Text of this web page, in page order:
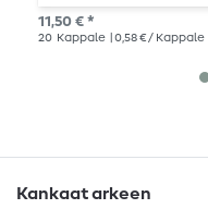
12mm - 20 kpl
11,50 € *
20 Kappale | 0,58 € / Kappale
Kankaat arkeen